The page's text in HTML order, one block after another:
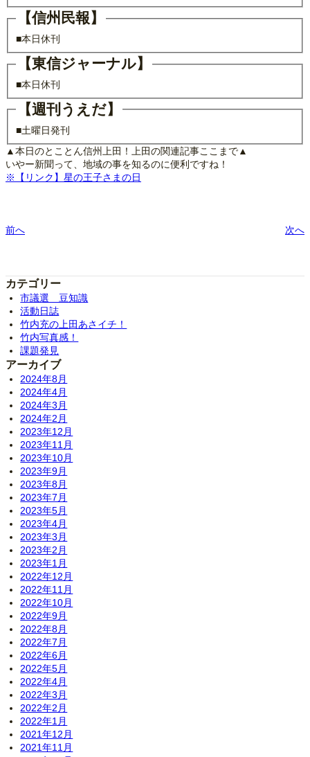
【信州民報】
■本日休刊
【東信ジャーナル】
■本日休刊
【週刊うえだ】
■土曜日発刊
▲本日のとことん信州上田！上田の関連記事ここまで▲
いやー新聞って、地域の事を知るのに便利ですね！
※【リンク】星の王子さまの日
前へ 次へ
カテゴリー
市議選 豆知識
活動日誌
竹内充の上田あさイチ！
竹内写真感！
課題発見
アーカイブ
2024年8月
2024年4月
2024年3月
2024年2月
2023年12月
2023年11月
2023年10月
2023年9月
2023年8月
2023年7月
2023年5月
2023年4月
2023年3月
2023年2月
2023年1月
2022年12月
2022年11月
2022年10月
2022年9月
2022年8月
2022年7月
2022年6月
2022年5月
2022年4月
2022年3月
2022年2月
2022年1月
2021年12月
2021年11月